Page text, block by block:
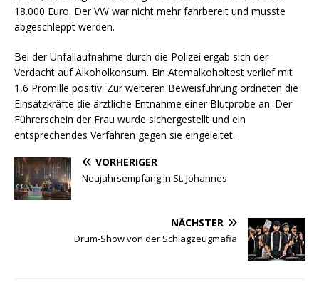
18.000 Euro. Der VW war nicht mehr fahrbereit und musste
abgeschleppt werden.
Bei der Unfallaufnahme durch die Polizei ergab sich der
Verdacht auf Alkoholkonsum. Ein Atemalkoholtest verlief mit
1,6 Promille positiv. Zur weiteren Beweisführung ordneten die
Einsatzkräfte die ärztliche Entnahme einer Blutprobe an. Der
Führerschein der Frau wurde sichergestellt und ein
entsprechendes Verfahren gegen sie eingeleitet.
VORHERIGER
Neujahrsempfang in St. Johannes
NÄCHSTER
Drum-Show von der Schlagzeugmafia